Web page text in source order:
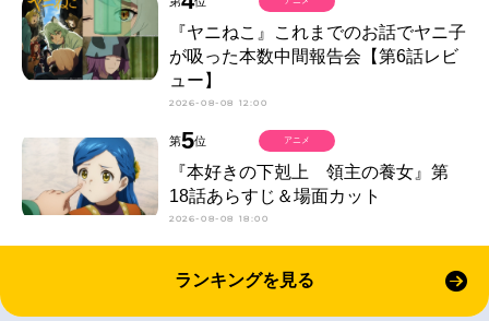
『ヤニねこ』これまでのお話でヤニ子
が吸った本数中間報告会【第6話レビ
ュー】
2026-08-08 12:00
第5位
『本好きの下剋上 領主の養女』第
18話あらすじ＆場面カット
2026-08-08 18:00
アニメ
ランキングを見る